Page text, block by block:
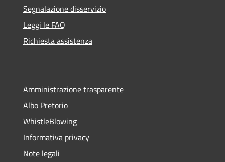
Segnalazione disservizio
Leggi le FAQ
Richiesta assistenza
Amministrazione trasparente
Albo Pretorio
WhistleBlowing
Informativa privacy
Note legali